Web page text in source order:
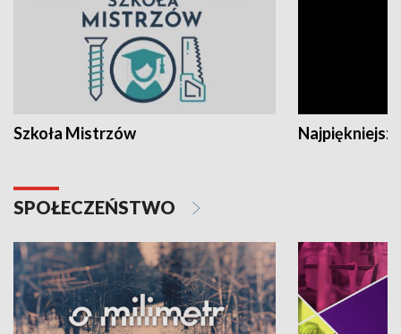
Szkoła Mistrzów
SPOŁECZEŃSTWO